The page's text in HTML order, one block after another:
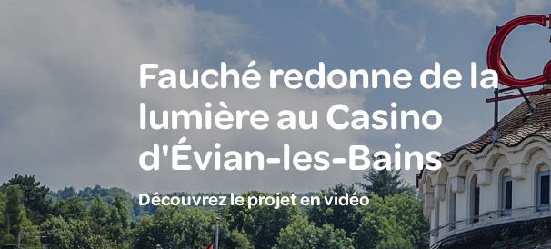
Fauché redonne de la
lumière au Casino
d'Évian-les-Bains
Découvrez le projet en vidéo